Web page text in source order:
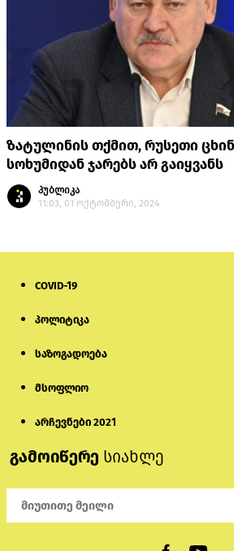
ზატულინის თქმით, რუსეთი
სოხუმიდან ჯარებს არ გაიყვანს
პუბლიკა
11:03, 01 ოქტომბერი, 2024
COVID-19
პოლიტიკა
საზოგადოება
მსოფლიო
არჩევნები 2021
გამოიწერე სიახლე